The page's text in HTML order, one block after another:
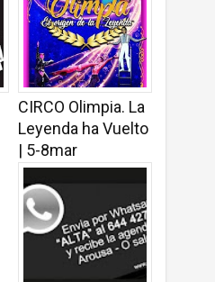
CIRCO Olimpia. La
Leyenda ha Vuelto
| 5-8mar